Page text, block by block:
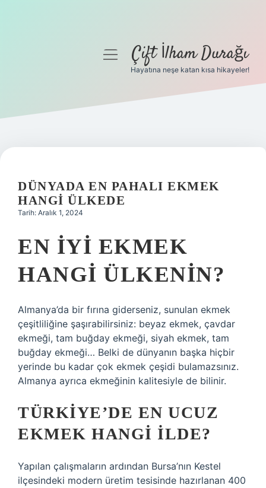
Gizlilik Politikası
Yasal Uyarı
menüyüÇift İlham Durağı
Hayatına neşe katan kısa hikayeler!
DÜNYADA EN PAHALI EKMEK
HANGI ÜLKEDE
Tarih: Aralık 1, 2024
EN IYI EKMEK
HANGI ÜLKENIN?
Almanya’da bir fırına giderseniz, sunulan ekmek
çeşitliliğine şaşırabilirsiniz: beyaz ekmek, çavdar
ekmeği, tam buğday ekmeği, siyah ekmek, tam
buğday ekmeği… Belki de dünyanın başka hiçbir
yerinde bu kadar çok ekmek çeşidi bulamazsınız.
Almanya ayrıca ekmeğinin kalitesiyle de bilinir.
TÜRKIYE’DE EN UCUZ
EKMEK HANGI ILDE?
Yapılan çalışmaların ardından Bursa’nın Kestel
ilçesindeki modern üretim tesisinde hazırlanan 400